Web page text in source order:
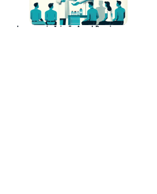
Lenacapavir: Injeção Anual Promissora para